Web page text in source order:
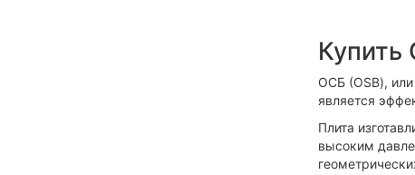
Купить
ОСБ (OSB),
является
Плита
высоким